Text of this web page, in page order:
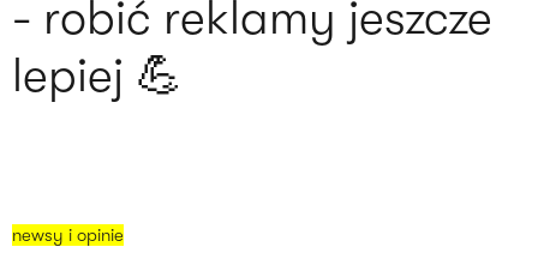
- robić reklamy jeszcze
lepiej 💪
newsy i opinie